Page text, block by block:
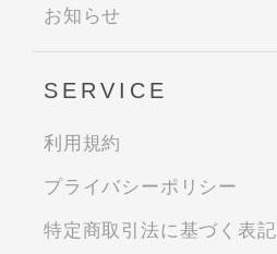
お知らせ
SERVICE
利用規約
プライバシーポリシー
特定商取引法に基づく表記